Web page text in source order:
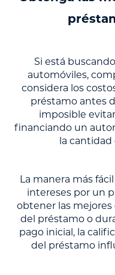
Si está
automóviles,
considera los
préstamo antes
imposible
financiando un
la
La manera más
intereses por un
obtener las mejores
del préstamo o
pago inicial, la
del préstamo